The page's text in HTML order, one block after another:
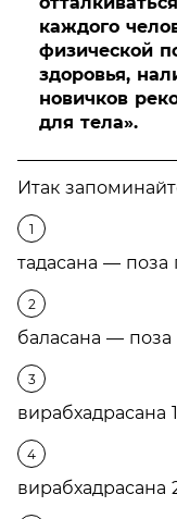
каждого
физической
здоровья,
новичков
для тела».
Итак
тадасана — поза
баласана — поза
вирабхадрасана
вирабхадрасана